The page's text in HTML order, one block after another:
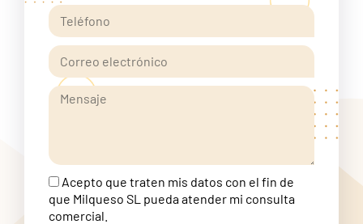
Acepto que traten mis datos con el fin de
que Milqueso SL pueda atender mi consulta
comercial.